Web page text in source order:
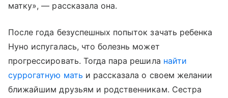
матку», — рассказала она.
После года безуспешных попыток зачать ребенка
Нуно испугалась, что болезнь может
прогрессировать. Тогда пара решила найти
суррогатную мать и рассказала о своем желании
ближайшим друзьям и родственникам. Сестра